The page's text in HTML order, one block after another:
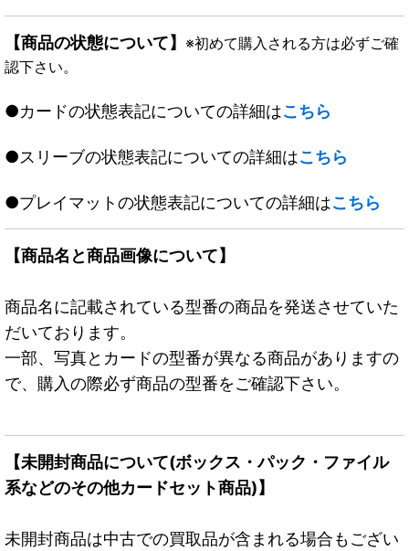
【商品の状態について】 ※初めて購入される方は必ずご確
認下さい。
●カードの状態表記についての詳細はこちら
●スリーブの状態表記についての詳細はこちら
●プレイマットの状態表記についての詳細はこちら
【商品名と商品画像について】
商品名に記載されている型番の商品を発送させていた
だいております。
一部、写真とカードの型番が異なる商品がありますの
で、購入の際必ず商品の型番をご確認下さい。
【未開封商品について(ボックス・パック・ファイル
系などのその他カードセット商品)】
未開封商品は中古での買取品が含まれる場合もござい